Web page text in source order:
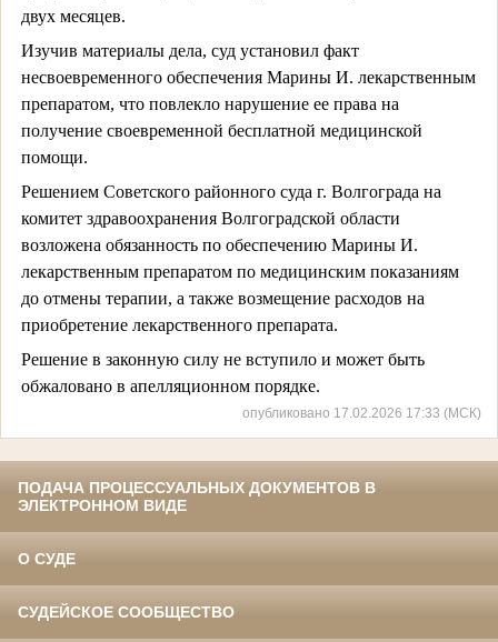
двух месяцев.
Изучив материалы дела, суд установил факт
несвоевременного обеспечения Марины И. лекарственным
препаратом, что повлекло нарушение ее права на
получение своевременной бесплатной медицинской
помощи.
Решением Советского районного суда г. Волгограда на
комитет здравоохранения Волгоградской области
возложена обязанность по обеспечению Марины И.
лекарственным препаратом по медицинским показаниям
до отмены терапии, а также возмещение расходов на
приобретение лекарственного препарата.
Решение в законную силу не вступило и может быть
обжаловано в апелляционном порядке.
опубликовано 17.02.2026 17:33 (МСК)
ПОДАЧА ПРОЦЕССУАЛЬНЫХ ДОКУМЕНТОВ В
ЭЛЕКТРОННОМ ВИДЕ
О СУДЕ
СУДЕЙСКОЕ СООБЩЕСТВО